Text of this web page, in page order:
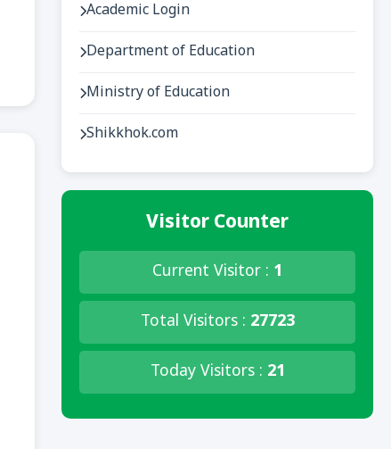
Academic Login
Department of Education
Ministry of Education
Shikkhok.com
Visitor Counter
Current Visitor : 1
Total Visitors : 27723
Today Visitors : 21